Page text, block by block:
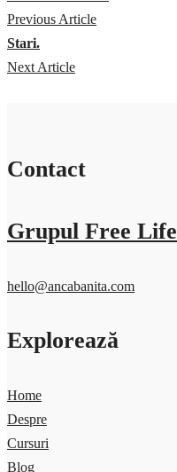
Previous Article
Stari.
Next Article
Contact
Grupul Free Life
hello@ancabanita.com
Explorează
Home
Despre
Cursuri
Blog